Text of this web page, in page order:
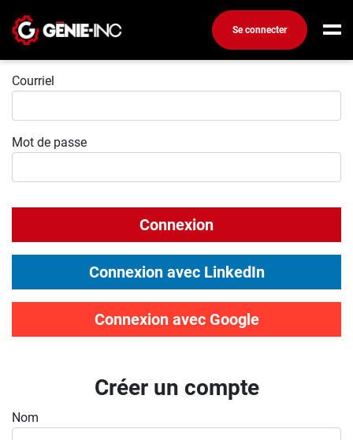
Se connecter
Connexion
Emplois
Ma boîte à outils
Conseils carrière
Métiers
Nos chroniques
Publiez une offre d'emploi
Connexion
Courriel
Mot de passe
Connexion
Connexion avec LinkedIn
Connexion avec Google
Créer un compte
Nom